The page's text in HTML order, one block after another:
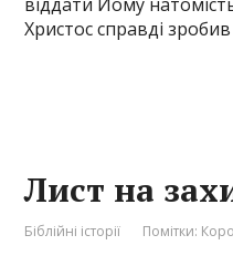
Христос справді
Лист на
Біблійні історії Помітки: